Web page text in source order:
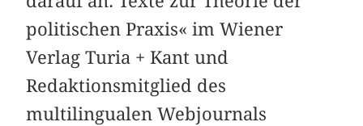
politischen Praxis« im Wiener
Verlag Turia + Kant und
Redaktionsmitglied des
multilingualen Webjournals